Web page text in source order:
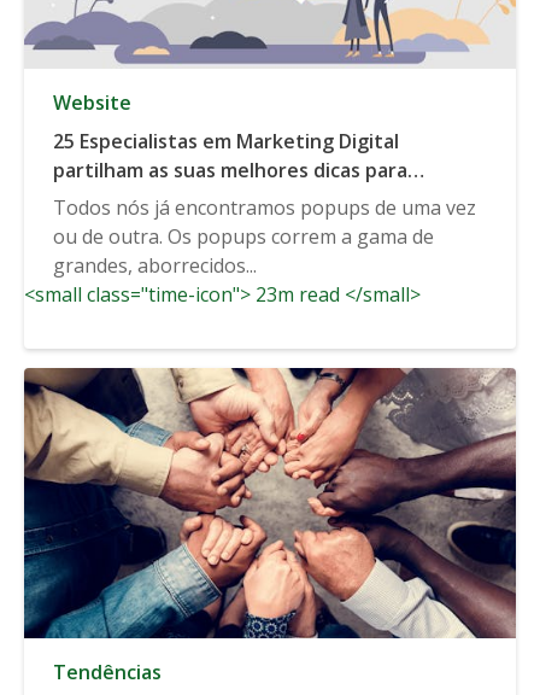
Website
25 Especialistas em Marketing Digital
partilham as suas melhores dicas para
optimizar os Popups
Todos nós já encontramos popups de uma vez
ou de outra. Os popups correm a gama de
grandes, aborrecidos...
<small class="time-icon"> 23m read </small>
Tendências